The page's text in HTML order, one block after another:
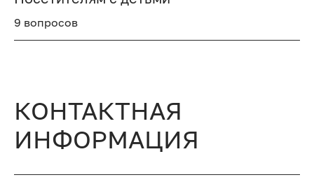
9 вопросов
КОНТАКТНАЯ
ИНФОРМАЦИЯ